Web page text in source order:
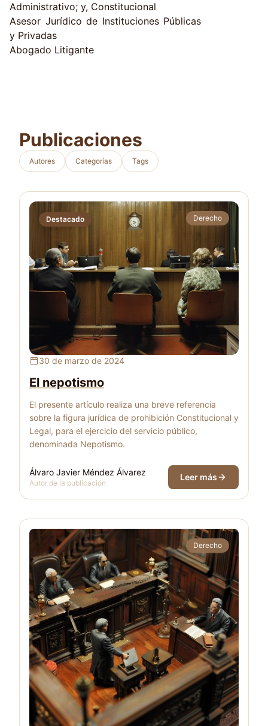
Administrativo; y, Constitucional
Asesor Jurídico de Instituciones Públicas
y Privadas
Abogado Litigante
Publicaciones
Autores Categorías Tags
El nepotismo
Destacado Derecho
30 de marzo de 2024
El nepotismo
El presente artículo realiza una breve referencia
sobre la figura jurídica de prohibición Constitucional y
Legal, para el ejercicio del servicio público,
denominada Nepotismo.
Álvaro Javier Méndez Álvarez
Autor de la publicación
Leer más
Derecho